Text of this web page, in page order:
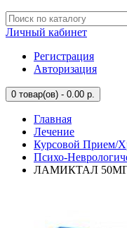
Личный кабинет
Регистрация
Авторизация
0 товар(ов) - 0.00 р.
Главная
Лечение
Курсовой Прием/
Психо-
ЛАМИКТАЛ